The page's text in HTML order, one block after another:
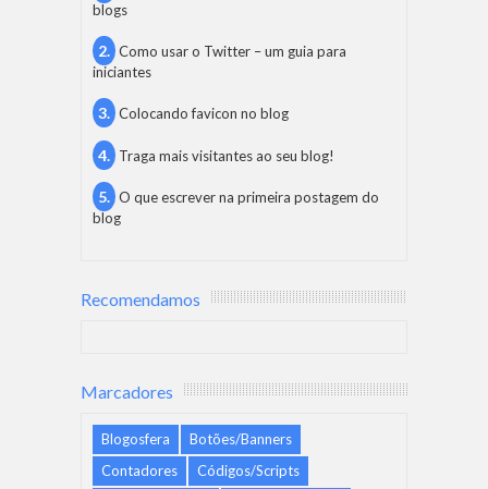
blogs
Como usar o Twitter – um guia para
iniciantes
Colocando favicon no blog
Traga mais visitantes ao seu blog!
O que escrever na primeira postagem do
blog
Recomendamos
Marcadores
Blogosfera
Botões/Banners
Contadores
Códigos/Scripts